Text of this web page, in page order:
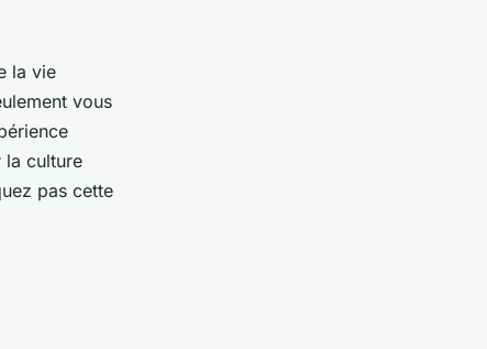
la vie
vous
la culture
pas cette